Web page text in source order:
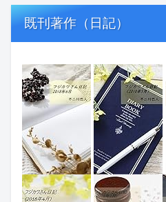
既刊著作（日記）